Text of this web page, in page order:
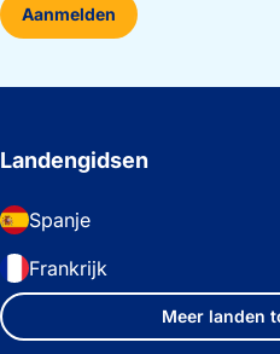
Aanmelden
Landengidsen
Spanje
Frankrijk
Meer landen